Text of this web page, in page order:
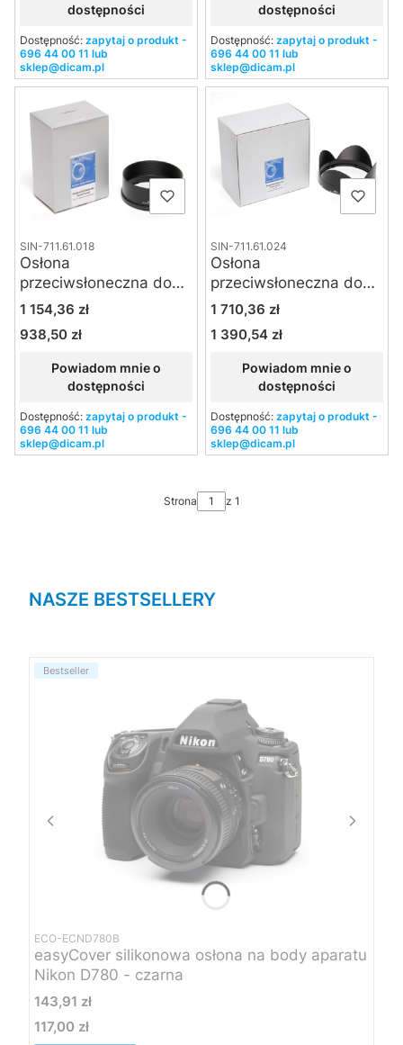
dostępności
Dostępność: zapytaj o produkt -
696 44 00 11 lub
sklep@dicam.pl
dostępności
Dostępność: zapytaj o produkt -
696 44 00 11 lub
sklep@dicam.pl
SIN-711.61.018
Osłona
przeciwsłoneczna do
obiektywu Schneider
AF Tele-Xenar 2,8/180
Cena
1 154,36 zł
Cena
938,50 zł
Powiadom mnie o
dostępności
Dostępność: zapytaj o produkt -
696 44 00 11 lub
sklep@dicam.pl
SIN-711.61.024
Osłona
przeciwsłoneczna do
obiektywu Schneider
AF Variogon 4,6-
140/60-140
Cena
1 710,36 zł
Cena
1 390,54 zł
Powiadom mnie o
dostępności
Dostępność: zapytaj o produkt -
696 44 00 11 lub
sklep@dicam.pl
Strona z 1
NASZE BESTSELLERY
Bestseller
ECO-ECND780B
easyCover silikonowa osłona na body aparatu
Nikon D780 - czarna
Cena
143,91 zł
Cena
117,00 zł